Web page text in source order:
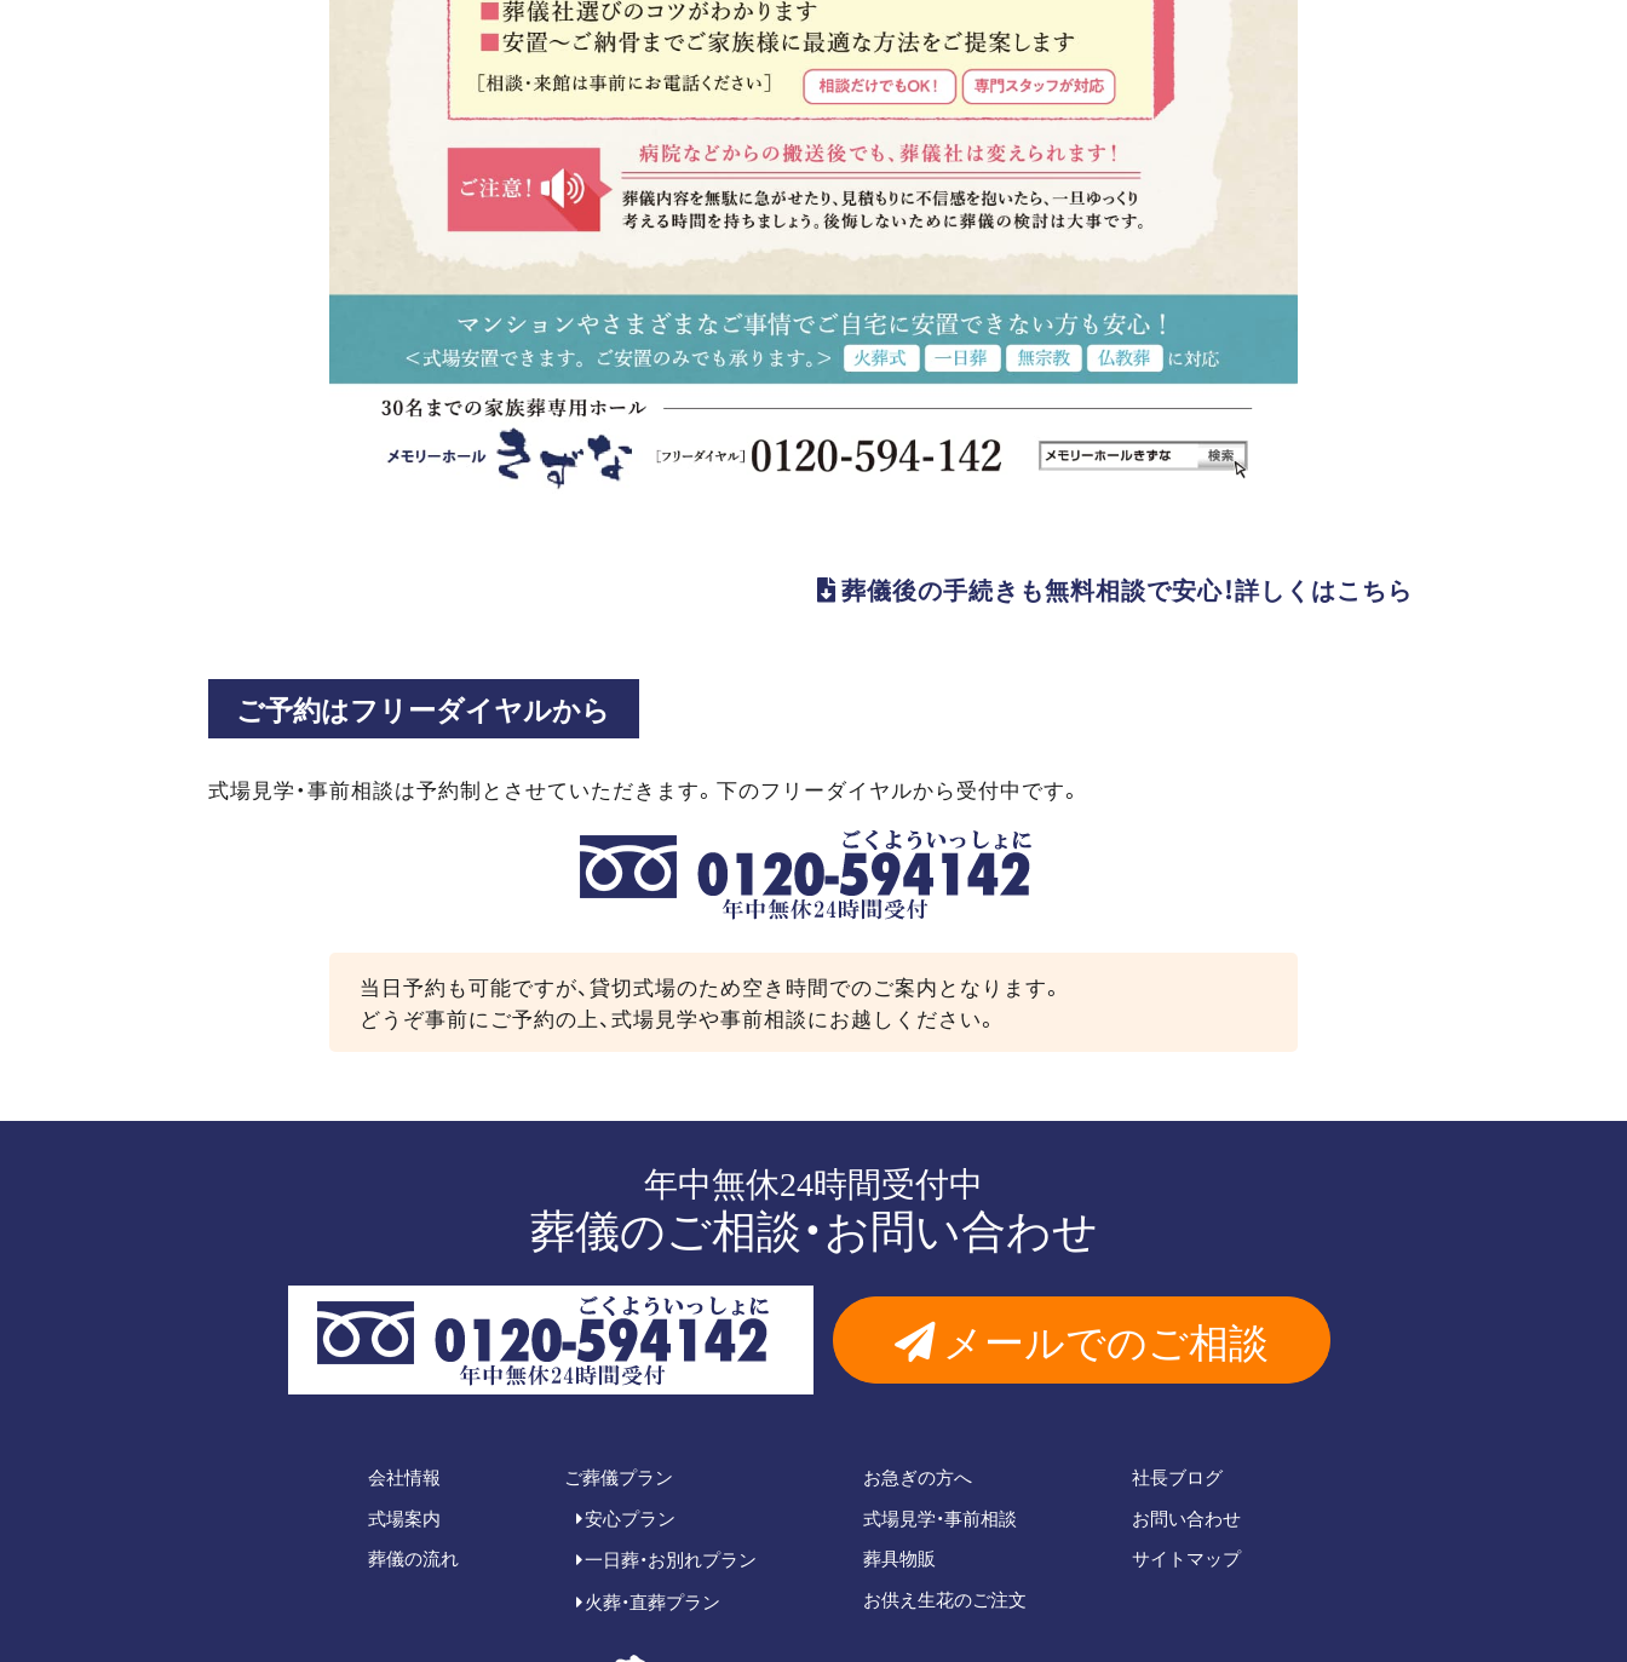
葬儀後の手続きも無料相談で安心！詳しくはこちら
ご予約はフリーダイヤルから
式場見学・事前相談は予約制とさせていただきます。下のフリーダイヤルから受付中です。
当日予約も可能ですが、貸切式場のため空き時間でのご案内となります。
どうぞ事前にご予約の上、式場見学や事前相談にお越しください。
年中無休24時間受付中
葬儀のご相談・お問い合わせ
メールでのご相談
会社情報
式場案内
葬儀の流れ
ご葬儀プラン
安心プラン
一日葬・お別れプラン
火葬・直葬プラン
お急ぎの方へ
式場見学・事前相談
葬具物販
お供え生花のご注文
社長ブログ
お問い合わせ
サイトマップ